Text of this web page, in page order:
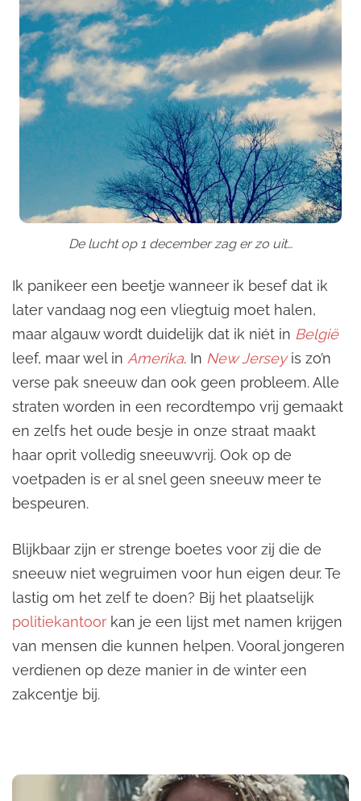
De lucht op 1 december zag er zo uit…
Ik panikeer een beetje wanneer ik besef dat ik
later vandaag nog een vliegtuig moet halen,
maar algauw wordt duidelijk dat ik niét in België
leef, maar wel in Amerika. In New Jerseyis zo’n
verse pak sneeuw dan ook geen probleem. Alle
straten worden in een recordtempo vrij gemaakt
en zelfs het oude besje in onze straat maakt
haar oprit volledig sneeuwvrij. Ook op de
voetpaden is er al snel geen sneeuw meer te
bespeuren.
Blijkbaar zijn er strenge boetes voor zij die de
sneeuw niet wegruimen voor hun eigen deur. Te
lastig om het zelf te doen? Bij het plaatselijk
politiekantoor kan je een lijst met namen krijgen
van mensen die kunnen helpen. Vooral jongeren
verdienen op deze manier in de winter een
zakcentje bij.